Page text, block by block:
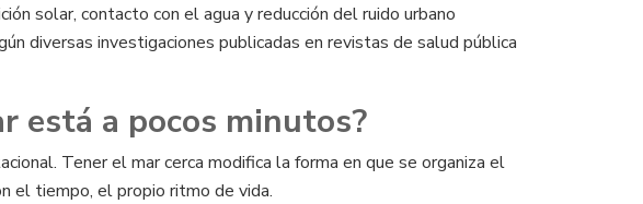
solar, contacto con el agua y reducción del ruido urbano
diversas investigaciones publicadas en revistas de salud pública
está a pocos minutos?
Tener el mar cerca modifica la forma en que se organiza el
el tiempo, el propio ritmo de vida.